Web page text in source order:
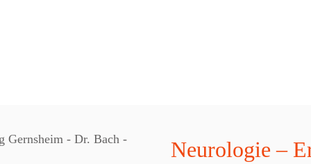
Neurologie –